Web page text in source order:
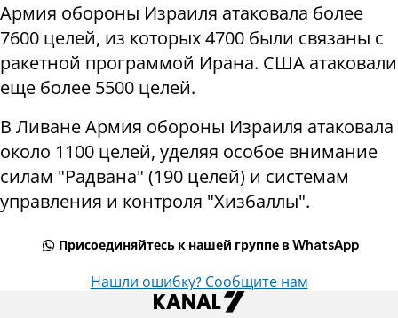
Армия обороны Израиля атаковала более
7600 целей, из которых 4700 были связаны с
ракетной программой Ирана. США атаковали
еще более 5500 целей.
В Ливане Армия обороны Израиля атаковала
около 1100 целей, уделяя особое внимание
силам "Радвана" (190 целей) и системам
управления и контроля "Хизбаллы".
Присоединяйтесь к нашей группе в WhatsApp
Нашли ошибку? Сообщите нам